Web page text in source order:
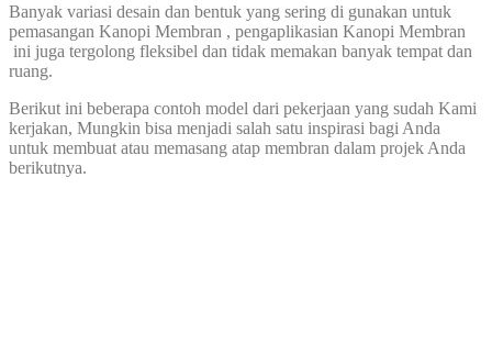
Banyak variasi desain dan bentuk yang sering di gunakan untuk
pemasangan Kanopi Membran , pengaplikasian Kanopi Membran
ini juga tergolong fleksibel dan tidak memakan banyak tempat dan
ruang.
Berikut ini beberapa contoh model dari pekerjaan yang sudah Kami
kerjakan, Mungkin bisa menjadi salah satu inspirasi bagi Anda
untuk membuat atau memasang atap membran dalam projek Anda
berikutnya.